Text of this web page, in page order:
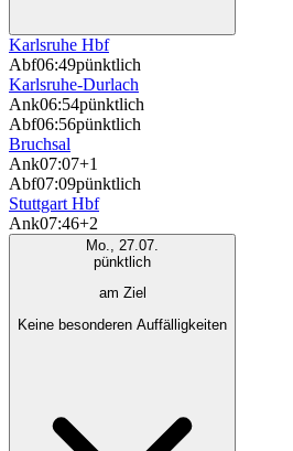
Karlsruhe Hbf
Abf06:49pünktlich
Karlsruhe-Durlach
Ank06:54pünktlich
Abf06:56pünktlich
Bruchsal
Ank07:07+1
Abf07:09pünktlich
Stuttgart Hbf
Ank07:46+2
Mo., 27.07.
pünktlich
am Ziel
Keine besonderen Auffälligkeiten